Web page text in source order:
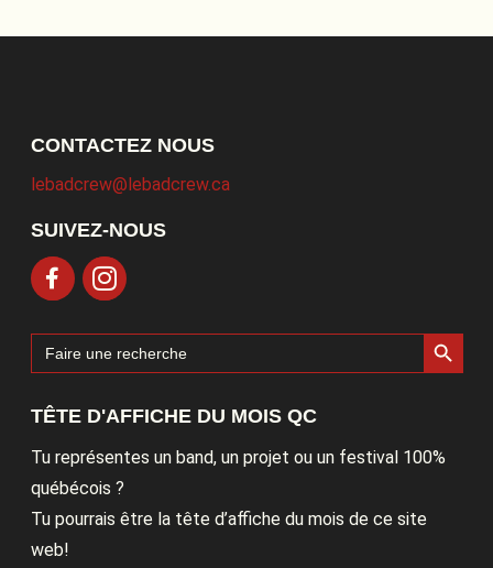
CONTACTEZ NOUS
lebadcrew@lebadcrew.ca
SUIVEZ-NOUS
Search
for:
Search Button
TÊTE D'AFFICHE DU MOIS QC
Tu représentes un band, un projet ou un festival 100%
québécois ?
Tu pourrais être la tête d’affiche du mois de ce site
web!